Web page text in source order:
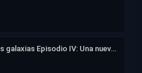
La guerra de las galaxias Episodio IV: Una nueva esperanza